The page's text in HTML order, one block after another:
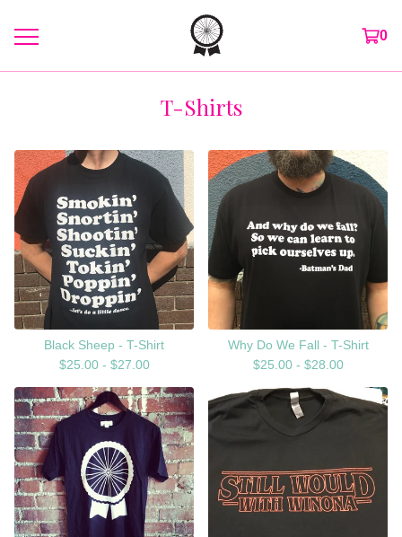
0
T-Shirts
Black Sheep - T-Shirt
$25.00 - $27.00
Why Do We Fall - T-Shirt
$25.00 - $28.00